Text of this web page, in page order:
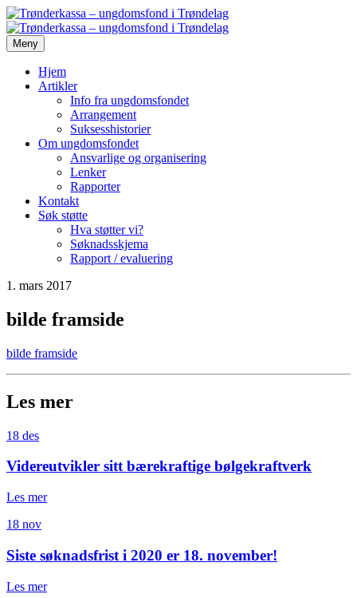
Gå
til
innholdet
Forstørre
skrift
PC:
Hold
Ctrl-
trykk
forstørre
forminske.
Mac:
Hold
tasten
og
trykk
+
å
eller
for
forminske.
Trønderkassa
–
ungdomsfond
Trøndelag
Meny
Hjem
Artikler
Info fra ungdomsfondet
Arrangement
Suksesshistorier
Om ungdomsfondet
Ansvarlige og organisering
Lenker
Rapporter
Kontakt
Søk støtte
Hva støtter vi?
Søknadsskjema
Rapport / evaluering
1. mars 2017
bilde framside
bilde framside
Les mer
18 des
Videreutvikler sitt bærekraftige bølgekraftverk
Les mer
18 nov
Siste søknadsfrist i 2020 er 18. november!
Les mer